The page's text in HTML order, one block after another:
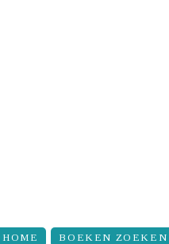
HOME BOEKEN ZOEKEN